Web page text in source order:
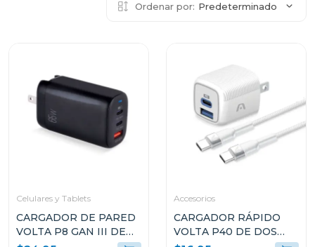
Ordenar por: Predeterminado
Celulares y Tablets
CARGADOR DE PARED
VOLTA P8 GAN III DE
Accesorios
CARGADOR RÁPIDO
VOLTA P40 DE DOS